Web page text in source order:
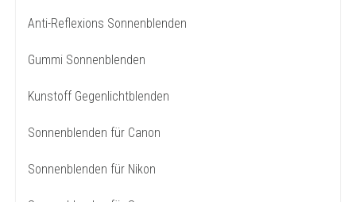
Anti-Reflexions Sonnenblenden
Gummi Sonnenblenden
Kunstoff Gegenlichtblenden
Sonnenblenden für Canon
Sonnenblenden für Nikon